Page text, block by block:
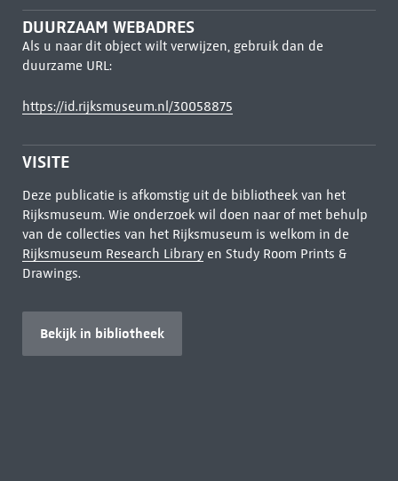
DUURZAAM WEBADRES
Als u naar dit object wilt verwijzen, gebruik dan de
duurzame URL:
https://id.rijksmuseum.nl/30058875
VISITE
Deze publicatie is afkomstig uit de bibliotheek van het
Rijksmuseum. Wie onderzoek wil doen naar of met behulp
van de collecties van het Rijksmuseum is welkom in de
Rijksmuseum Research Libraryen Study Room Prints &
Drawings.
Bekijk in bibliotheek